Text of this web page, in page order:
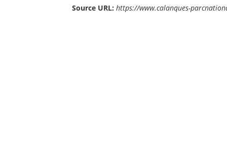
Source URL: https://www.calanques-